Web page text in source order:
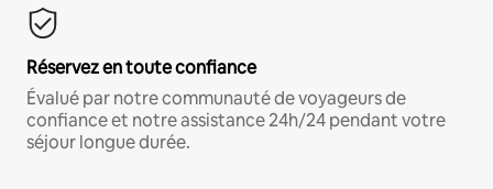
Réservez en toute confiance
Évalué par notre communauté de voyageurs de
confiance et notre assistance 24h/24 pendant votre
séjour longue durée.